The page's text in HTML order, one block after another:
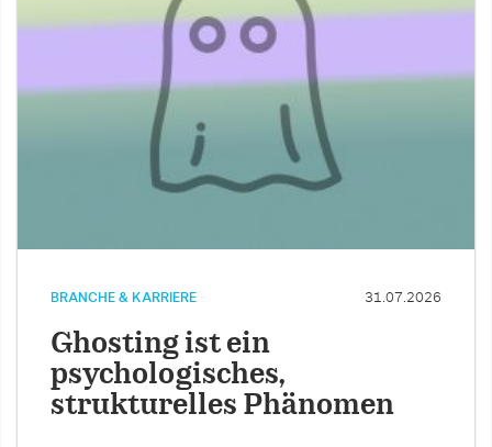
BRANCHE & KARRIERE 31.07.2026
Ghosting ist ein
psychologisches,
strukturelles Phänomen